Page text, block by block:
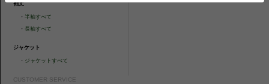
袖丈
・半袖すべて
・長袖すべて
ジャケット
・ ジャケットすべて
CUSTOMER SERVICE